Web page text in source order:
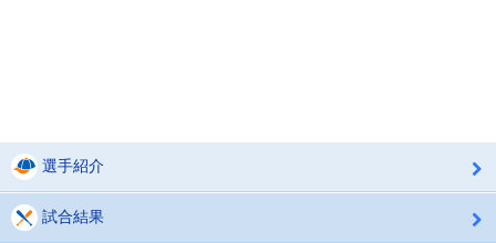
選手紹介
試合結果